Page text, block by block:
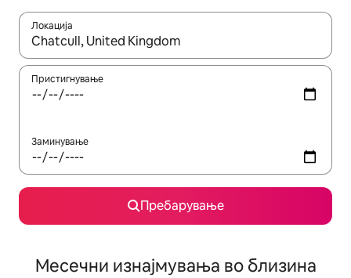
Локација
Кога резултатите се достапни, движете се со копчињата
Пристигнување
Заминување
Пребарување
Месечни изнајмувања во близина